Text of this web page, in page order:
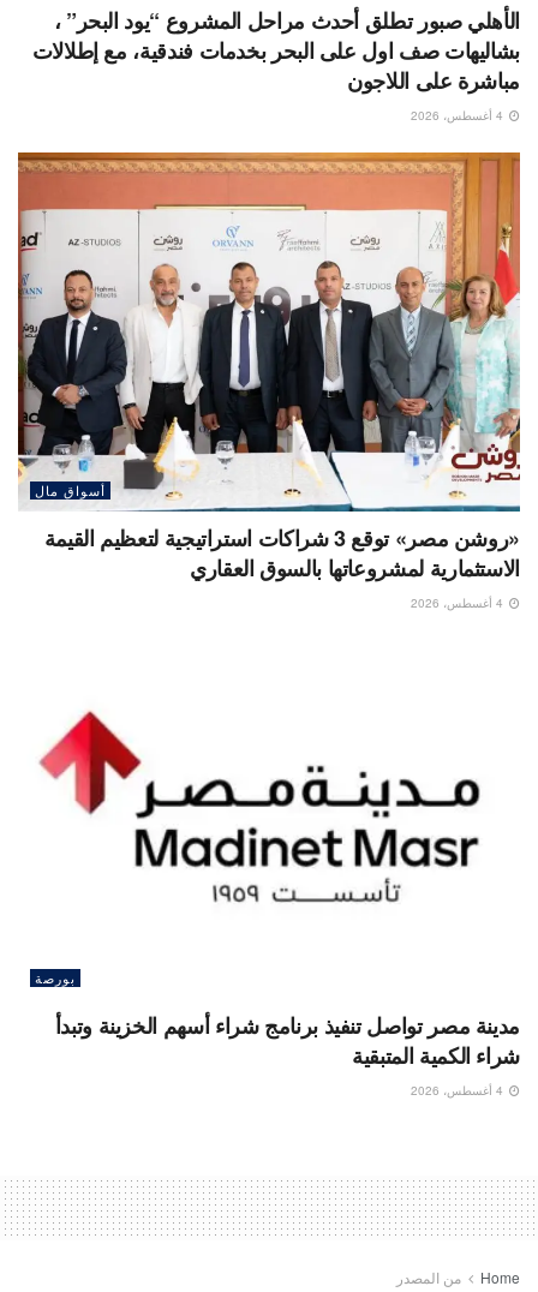
الأهلي صبور تطلق أحدث مراحل المشروع “يود البحر” ،
بشاليهات صف اول على البحر بخدمات فندقية، مع إطلالات
مباشرة على اللاجون
أسواق مال
«روشن مصر» توقع 3 شراكات استراتيجية لتعظيم القيمة
الاستثمارية لمشروعاتها بالسوق العقاري
بورصة
مدينة مصر تواصل تنفيذ برنامج شراء أسهم الخزينة وتبدأ
شراء الكمية المتبقية
Home من المصدر